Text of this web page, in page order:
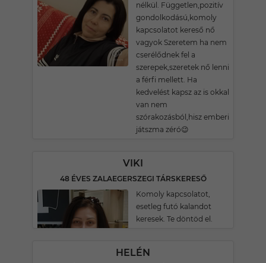
nélkül. Független,pozitív
gondolkodású,komoly
kapcsolatot kereső nő
vagyok Szeretem ha nem
cserélődnek fel a
szerepek,szeretek nő lenni
a férfi mellett. Ha
kedvelést kapsz az is okkal
van nem
szórakozásból,hisz emberi
játszma zéró😉
VIKI
48 ÉVES ZALAEGERSZEGI TÁRSKERESŐ
Komoly kapcsolatot,
esetleg futó kalandot
keresek. Te döntöd el.
HELÉN